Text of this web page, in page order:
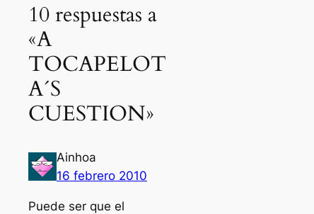
10 respuestas a
«A
TOCAPELOT
A´S
CUESTION»
Ainhoa
16 febrero 2010
Puede ser que el